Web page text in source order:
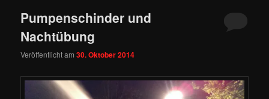
Pumpenschinder und
Nachtübung
Veröffentlicht am30. Oktober 2014